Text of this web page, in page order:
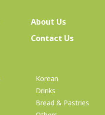
About Us(current)
Contact Us
Korean
Drinks
Bread & Pastries